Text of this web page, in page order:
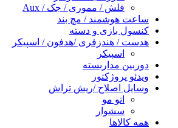
فلش / مموری / جک / Aux
ساعت هوشمند / مچ بند
کنسول بازی و دسته
هدست / هندزفری /هدفون / اسپیکر
اسپیکر
دوربین مداربسته
ویدئو پروژکتور
وسایل اصلاح /ریش تراش
اتو مو
سشوار
همه کالاها